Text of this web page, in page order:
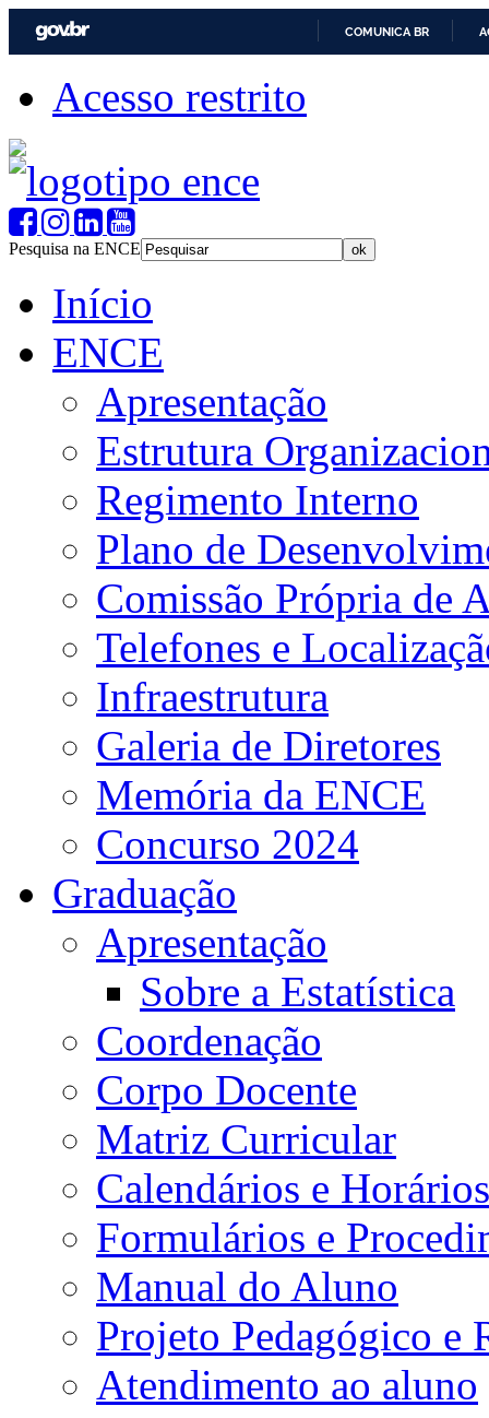
COMUNICA BR
Acesso restrito
Pesquisa na ENCE
Início
ENCE
Apresentação
Estrutura
Regimento Interno
Plano de
Comissão Própria de
Telefones e
Infraestrutura
Galeria de Diretores
Memória da ENCE
Concurso 2024
Graduação
Apresentação
Sobre a Estatística
Coordenação
Corpo Docente
Matriz Curricular
Calendários e Horários
Formulários e
Manual do Aluno
Projeto Pedagógico e
Atendimento ao aluno